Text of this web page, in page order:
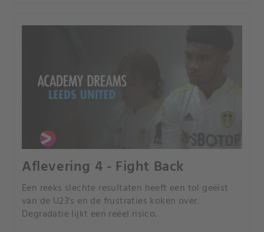
Aflevering 4 - Fight Back
Een reeks slechte resultaten heeft een tol geëist
van de U23's en de frustraties koken over.
Degradatie lijkt een reëel risico.